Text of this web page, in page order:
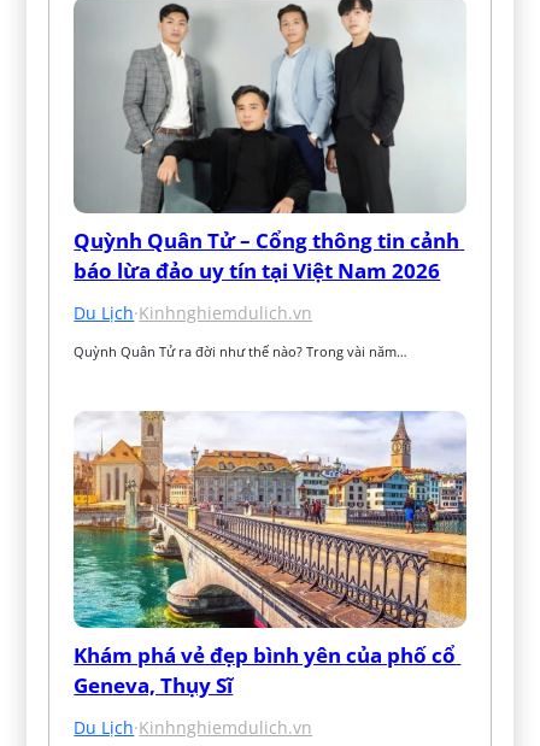
Quỳnh Quân Tử – Cổng thông tin cảnh
báo lừa đảo uy tín tại Việt Nam 2026
Du Lịch·Kinhnghiemdulich.vn
Quỳnh Quân Tử ra đời như thế nào? Trong vài năm…
Khám phá vẻ đẹp bình yên của phố cổ
Geneva, Thụy Sĩ
Du Lịch·Kinhnghiemdulich.vn